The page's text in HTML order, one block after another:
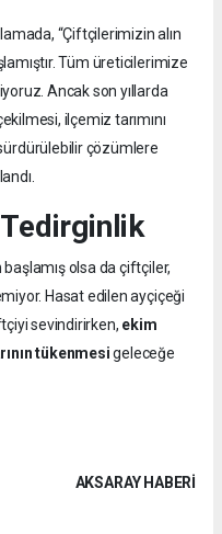
“Çiftçilerimizin alın
Tüm üreticilerimize
Ancak son yıllarda
ilçemiz tarımını
çözümlere
olsa da çiftçiler,
Hasat edilen ayçiçeği
sevindirirken, ekim
tükenmesigeleceğe
AKSARAY HABERİ